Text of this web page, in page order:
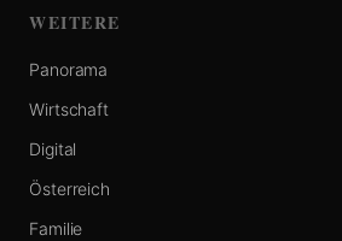
WEITERE
Panorama
Wirtschaft
Digital
Österreich
Familie